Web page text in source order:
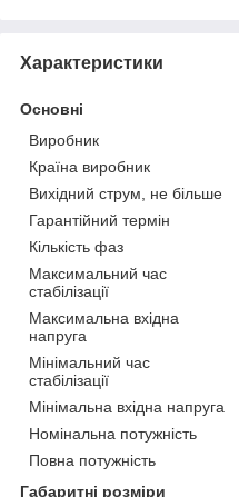
Характеристики
Основні
Виробник
Країна виробник
Вихідний струм, не більше
Гарантійний термін
Кількість фаз
Максимальний час
стабілізації
Максимальна вхідна
напруга
Мінімальний час
стабілізації
Мінімальна вхідна напруга
Номінальна потужність
Повна потужність
Габаритні розміри